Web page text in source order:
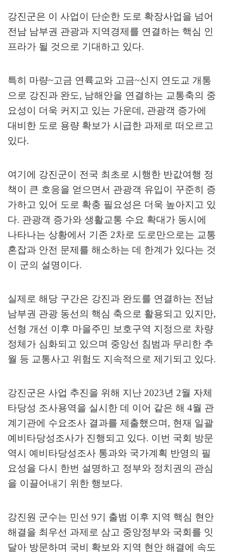
강진군은 이 사업이 단순한 도로 확장사업을 넘어
전남 남부권 관광과 지역경제를 연결하는 핵심 인
프라가 될 것으로 기대하고 있다.
특히 마량~고금 연륙교와 고금~신지 연도교 개통
으로 강진과 완도, 남해안을 연결하는 교통축의 중
요성이 더욱 커지고 있는 가운데 , 관광객 증가에
대비한 도로 용량 확보가 시급한 과제로 떠오르고
있다.
여기에 강진군이 전국 최초로 시행한 반값여행 정
책이 큰 호응을 얻으면서 관광객 유입이 꾸준히 증
가하고 있어 도로 확충 필요성은 더욱 높아지고 있
다. 관광객 증가와 생활교통 수요 확대가 동시에
나타나는 상황에서 기존 2차로 도로만으로는 교통
혼잡과 안전 문제를 해소하는 데 한계가 있다는 것
이 군의 설명이다.
실제로 해당 구간은 강진과 완도를 연결하는 전남
남부권 관광 동선의 핵심 축으로 활용되고 있지만,
선형 개선 이후 마을주민 보호구역 지정으로 차량
정체가 심화되고 있으며 중앙선 침범과 무리한 추
월 등 교통사고 위험도 지속적으로 제기되고 있다.
강진군은 사업 추진을 위해 지난 2023년 2월 자체
타당성 조사용역을 실시한 데 이어 같은 해 4월 관
계기관에 수요조사 결과를 제출했으며 , 현재 일괄
예비타당성조사가 진행되고 있다. 이번 국회 방문
역시 예비타당성조사 통과와 국가계획 반영의 필
요성을 다시 한번 설명하고 정부와 정치권의 관심
을 이끌어내기 위한 행보다.
강진원 군수는 민선 9기 출범 이후 지역 핵심 현안
해결을 최우선 과제로 삼고 중앙정부와 국회를 잇
달아 방문하며 국비 확보와 지역 현안 해결에 속도